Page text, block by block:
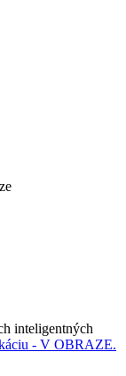
inteligentných
- V OBRAZE.